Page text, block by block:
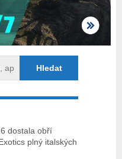
dostala obří
plný italských